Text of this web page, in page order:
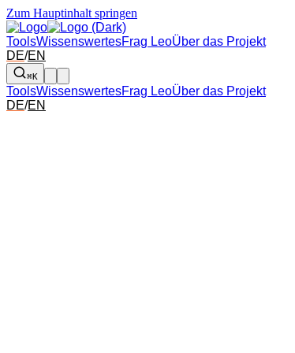
Zum Hauptinhalt springen
ToolsWissenswertesFrag LeoÜber das Projekt
DE/EN
⌘K
ToolsWissenswertesFrag LeoÜber das Projekt
DE/EN